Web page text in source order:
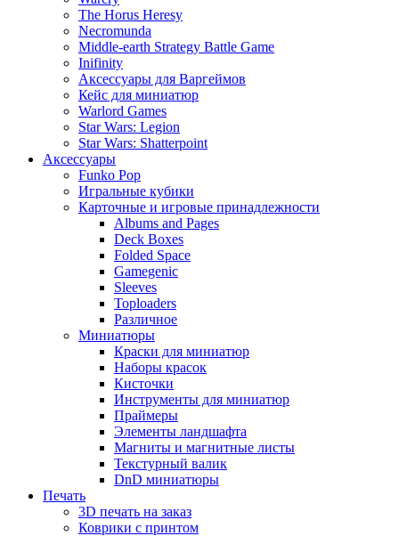
The Horus Heresy
Necromunda
Middle-earth Strategy Battle Game
Inifinity
Аксессуары для Варгеймов
Кейс для миниатюр
Warlord Games
Star Wars: Legion
Star Wars: Shatterpoint
Аксессуары
Funko Pop
Игральные кубики
Карточные и игровые принадлежности
Albums and Pages
Deck Boxes
Folded Space
Gamegenic
Sleeves
Toploaders
Различное
Миниатюры
Краски для миниатюр
Наборы красок
Кисточки
Инструменты для миниатюр
Праймеры
Элементы ландшафта
Магниты и магнитные листы
Текстурный валик
DnD миниатюры
Печать
3D печать на заказ
Коврики с принтом